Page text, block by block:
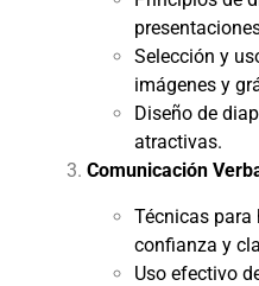
Selección y
imágenes y
Diseño de
atractivas.
Comunicación
Técnicas para
confianza y
Uso efectivo